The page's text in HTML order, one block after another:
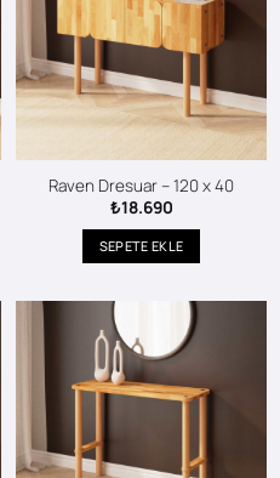
Raven Dresuar – 120 x 40
₺18.690
SEPETE EKLE